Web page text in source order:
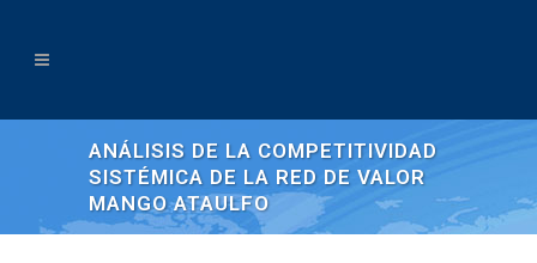
ANÁLISIS DE LA COMPETITIVIDAD
SISTÉMICA DE LA RED DE VALOR
MANGO ATAULFO